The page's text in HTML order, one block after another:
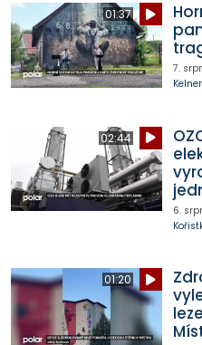
01:37
7.
02:44
6.
01:20